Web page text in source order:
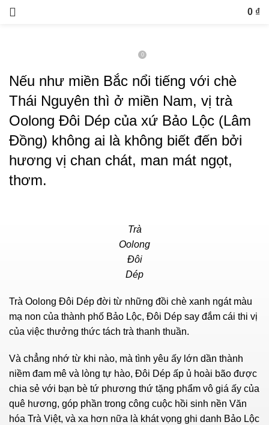
0 ₫
0
Nếu như miền Bắc nổi tiếng với chè
Thái Nguyên thì ở miền Nam, vị trà
Oolong Đôi Dép của xứ Bảo Lộc (Lâm
Đồng) không ai là không biết đến bởi
hương vị chan chát, man mát ngọt,
thơm.
Trà
Oolong
Đôi
Dép
Trà Oolong Đôi Dép đời từ những đồi chè xanh ngát màu
mạ non của thành phố Bảo Lộc, Đôi Dép say đắm cái thi vị
của việc thưởng thức tách trà thanh thuần.
Và chẳng nhớ từ khi nào, mà tình yêu ấy lớn dần thành
niềm đam mê và lòng tự hào, Đôi Dép ấp ủ hoài bão được
chia sẻ với bạn bè tứ phương thứ tặng phẩm vô giá ấy của
quê hương, góp phần trong công cuộc hồi sinh nền Văn
hóa Trà Việt, và xa hơn nữa là khát vọng ghi danh Bảo Lộc